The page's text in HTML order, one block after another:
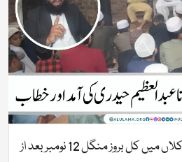
صدور حفظ سسٹم، بھمبہ کلاں میں کل بروز منگل 12 نومبر بعد از